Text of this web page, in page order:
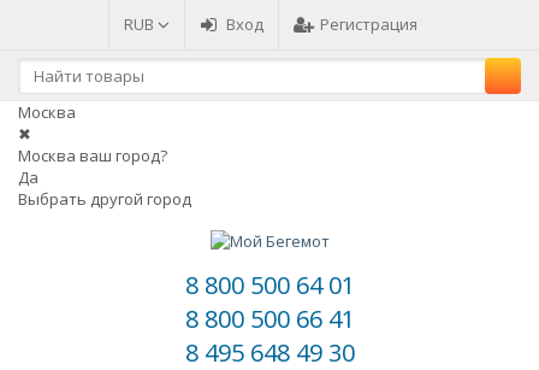
RUB Вход Регистрация
Москва
✖
Москва ваш город?
Да
Выбрать другой город
8 800 500 64 01
8 800 500 66 41
8 495 648 49 30